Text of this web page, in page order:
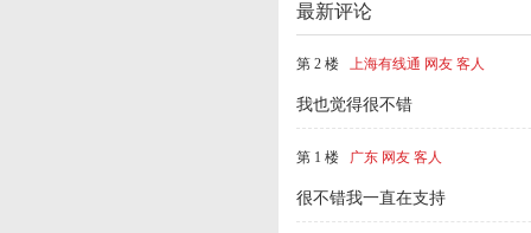
最新评论
第 2 楼 上海有线通 网友 客人
我也觉得很不错
第 1 楼 广东 网友 客人
很不错我一直在支持